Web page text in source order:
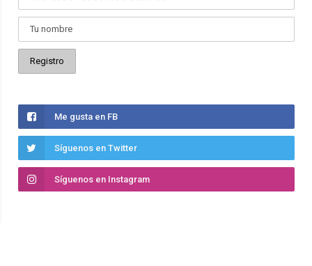
Me gusta en FB
Síguenos en Twitter
Síguenos en Instagram